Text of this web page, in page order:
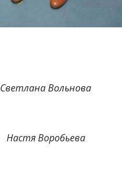
Светлана Вольнова
Настя Воробьева